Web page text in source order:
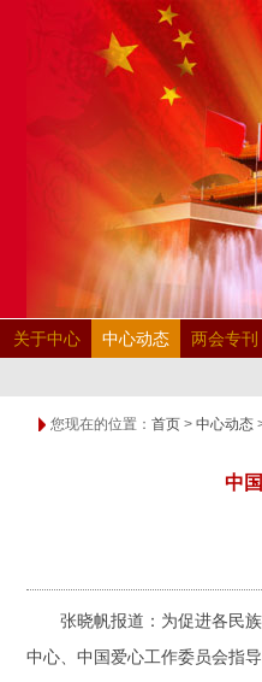
关于中心 中心动态 两会专刊
您现在的位置： 首页 > 中心动态
中
张晓帆报道：为促进各民
中心、中国爱心工作委员会指